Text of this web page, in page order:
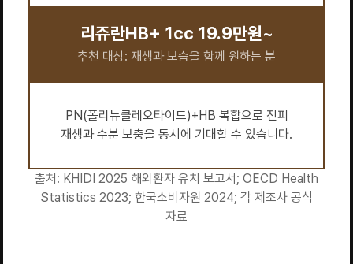
리쥬란HB+ 1cc 19.9만원~
추천 대상: 재생과 보습을 함께 원하는 분
PN(폴리뉴클레오타이드)+HB 복합으로 진피
재생과 수분 보충을 동시에 기대할 수 있습니다.
출처: KHIDI 2025 해외환자 유치 보고서; OECD Health
Statistics 2023; 한국소비자원 2024; 각 제조사 공식
자료